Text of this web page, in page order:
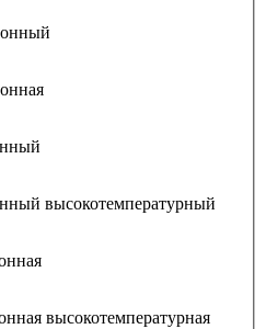
высокотемпературный
высокотемпературная